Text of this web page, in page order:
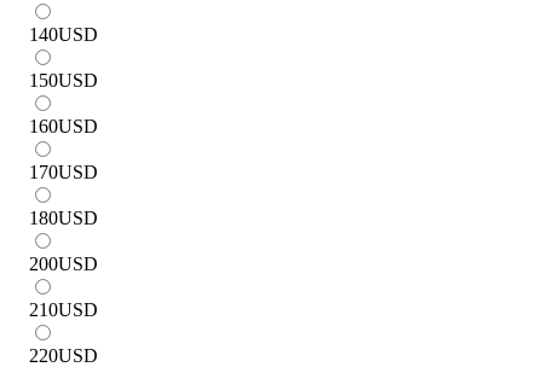
140USD
150USD
160USD
170USD
180USD
200USD
210USD
220USD